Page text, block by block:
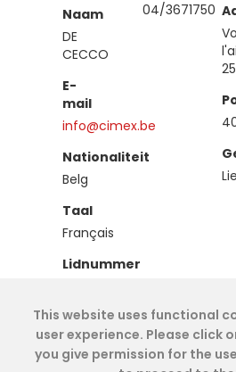
Naam
DE
CECCO
E-
mail
info@cimex.be
Nationaliteit
Belg
Taal
Français
Lidnummer
Type
Effectief
04/3671750
This website uses functional
user experience. Please click
you give permission for the